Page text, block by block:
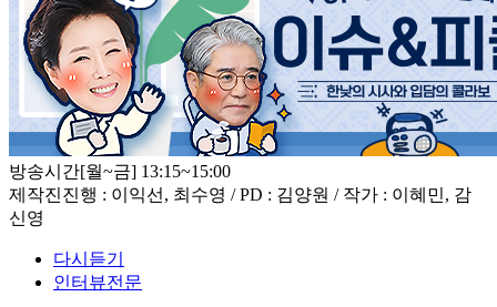
방송시간[월~금] 13:15~15:00
제작진진행 : 이익선, 최수영 / PD : 김양원 / 작가 : 이혜민, 감
신영
다시듣기
인터뷰전문